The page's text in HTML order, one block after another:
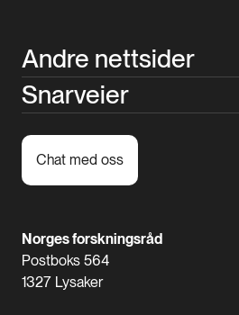
Andre nettsider
Snarveier
Chat med oss
Norges forskningsråd
Postboks 564
1327 Lysaker